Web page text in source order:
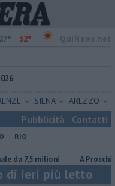
27° 32°
SIENA AREZZO
Pubblicità Contatti
RIO
milioni A Procchio
di ieri più letto